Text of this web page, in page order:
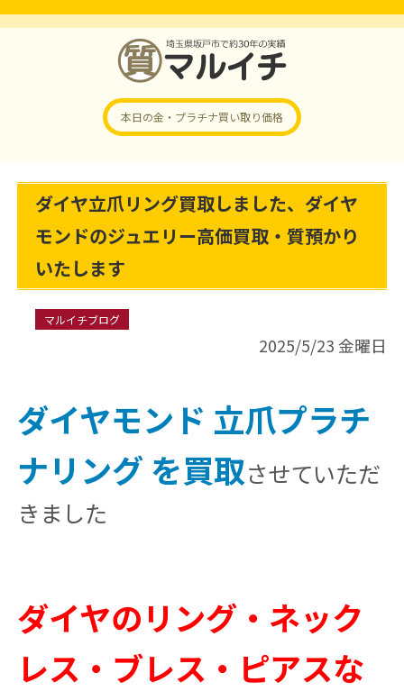
本日の金・プラチナ買い取り価格
ダイヤ立爪リング買取しました、ダイヤ
モンドのジュエリー高価買取・質預かり
いたします
マルイチブログ
2025/5/23 金曜日
ダイヤモンド 立爪プラチ
ナリング を買取させていただ
きました
ダイヤのリング・ネック
レス・ブレス・ピアスな